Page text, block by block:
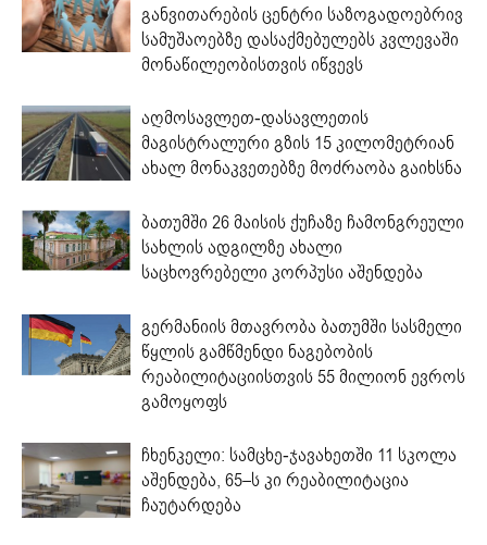
განვითარების ცენტრი საზოგადოებრივ
სამუშაოებზე დასაქმებულებს კვლევაში
მონაწილეობისთვის იწვევს
აღმოსავლეთ-დასავლეთის
მაგისტრალური გზის 15 კილომეტრიან
ახალ მონაკვეთებზე მოძრაობა გაიხსნა
ბათუმში 26 მაისის ქუჩაზე ჩამონგრეული
სახლის ადგილზე ახალი
საცხოვრებელი კორპუსი აშენდება
გერმანიის მთავრობა ბათუმში სასმელი
წყლის გამწმენდი ნაგებობის
რეაბილიტაციისთვის 55 მილიონ ევროს
გამოყოფს
ჩხენკელი: სამცხე-ჯავახეთში 11 სკოლა
აშენდება, 65–ს კი რეაბილიტაცია
ჩაუტარდება